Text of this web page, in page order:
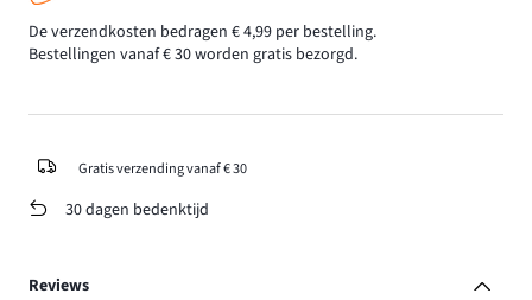
De verzendkosten bedragen € 4,99 per bestelling.
Bestellingen vanaf € 30 worden gratis bezorgd.
Gratis verzending vanaf € 30
30 dagen bedenktijd
Reviews